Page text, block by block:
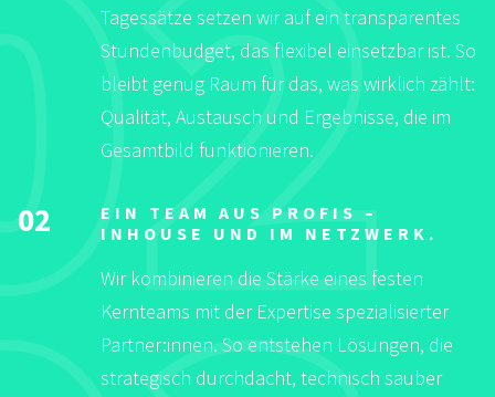
Tagessätze setzen wir auf ein transparentes
Stundenbudget, das flexibel einsetzbar ist. So
bleibt genug Raum für das, was wirklich zählt:
Qualität, Austausch und Ergebnisse, die im
Gesamtbild funktionieren.
02
EIN TEAM AUS PROFIS –
INHOUSE UND IM NETZWERK.
Wir kombinieren die Stärke eines festen
Kernteams mit der Expertise spezialisierter
Partner:innen. So entstehen Lösungen, die
strategisch durchdacht, technisch sauber